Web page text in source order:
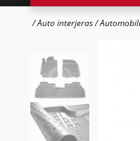
Auto interjeras